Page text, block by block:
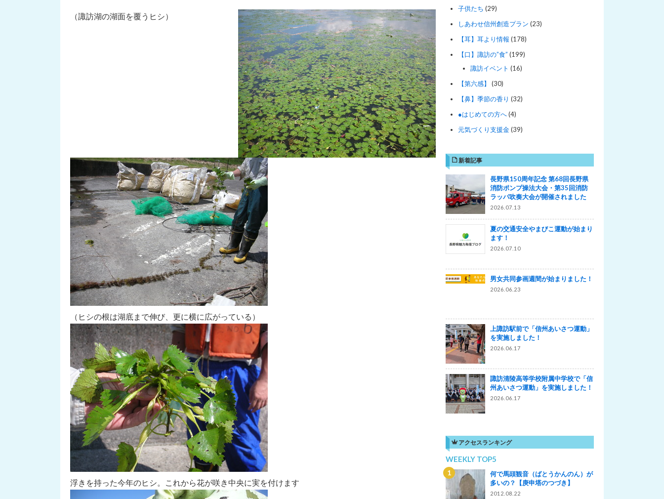
（諏訪湖の湖面を覆うヒシ）
（ヒシの根は湖底まで伸び、更に横に広がっている）
浮きを持った今年のヒシ。これから花が咲き中央に実を付けます
子供たち (29)
しあわせ信州創造プラン (23)
【耳】耳より情報 (178)
【口】諏訪の”食” (199)
諏訪イベント (16)
【第六感】
(30)
【鼻】季節の香り (32)
●はじめての方へ(4)
元気づくり支援金(39)
新着記事
長野県150周年記念 第68回長野県
消防ポンプ操法大会・第35回消防
ラッパ吹奏大会が開催されました
2026.07.13
夏の交通安全やまびこ運動が始まり
ます！
2026.07.10
男女共同参画週間が始まりました！
2026.06.23
上諏訪駅前で「信州あいさつ運動」
を実施しました！
2026.06.17
諏訪清陵高等学校附属中学校で「信
州あいさつ運動」を実施しました！
2026.06.17
アクセスランキング
WEEKLY TOP5
何で馬頭観音（ばとうかんのん）が
多いの？【庚申塔のつづき】
2012.08.22